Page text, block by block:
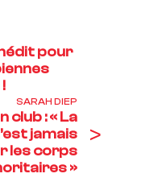
pour
SARAH DIEP
club : « La
jamais
les corps
»
>